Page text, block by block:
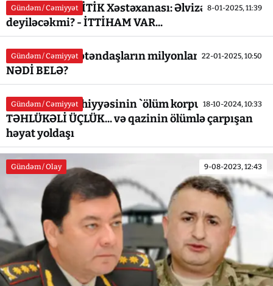
Gündəm / Cəmiyyət 8-01-2025, 11:39
Respublika KRİTİK Xəstəxanası: Əlvizə `ƏLVİDA`
deyiləcəkmi? - İTTİHAM VAR...
Gündəm / Cəmiyyət 22-01-2025, 10:50
“AzeBirja“da vətəndaşların milyonları itirildi - BU
NƏDİ BELƏ?
Gündəm / Cəmiyyət 18-10-2024, 10:33
Azərbaycan səhiyyəsinin `ölüm korpusu`:
TƏHLÜKƏLİ ÜÇLÜK... və qazinin ölümlə çarpışan
həyat yoldaşı
Gündəm / Olay 9-08-2023, 12:43